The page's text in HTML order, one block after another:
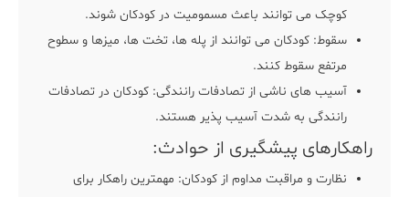
کوچک می توانند باعث مسمومیت در کودکان شوند.
سقوط: کودکان می توانند از پله ها، تخت ها، میزها و سطوح
مرتفع سقوط کنند.
آسیب های ناشی از تصادفات رانندگی: کودکان در تصادفات
رانندگی به شدت آسیب پذیر هستند.
راهکارهای پیشگیری از حوادث:
نظارت و مراقبت مداوم از کودکان: مهمترین راهکار برای